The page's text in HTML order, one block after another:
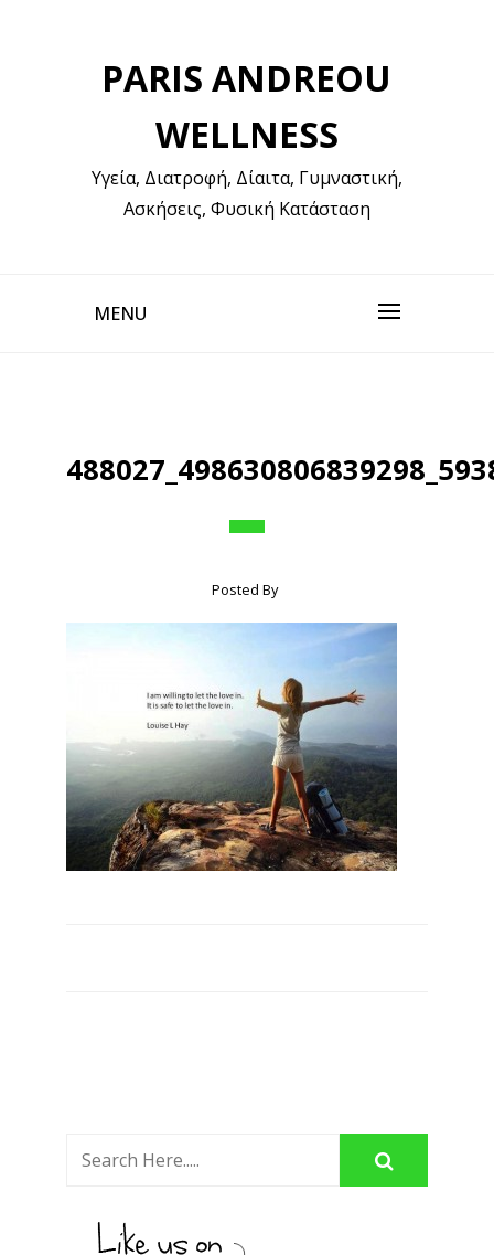
PARIS ANDREOU
WELLNESS
Υγεία, Διατροφή, Δίαιτα, Γυμναστική,
Ασκήσεις, Φυσική Κατάσταση
MENU
Posted By